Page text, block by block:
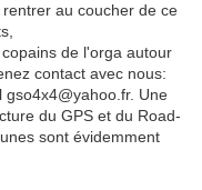
au coucher de ce
de l'orga autour
contact avec nous:
Une
du GPS et du Road-
sont évidemment